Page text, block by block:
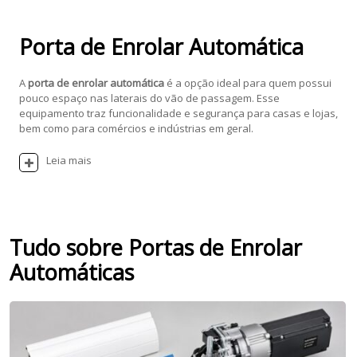
Porta de Enrolar Automática
A porta de enrolar automáticaé a opção ideal para quem possui
pouco espaço nas laterais do vão de passagem. Esse
equipamento traz funcionalidade e segurança para casas e lojas,
bem como para comércios e indústrias em geral.
Leia mais
Tudo sobre Portas de Enrolar
Automáticas